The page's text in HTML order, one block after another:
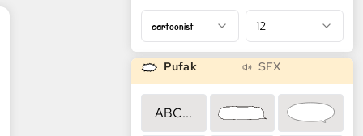
cartoonist 12
Pufak SFX
ABC...